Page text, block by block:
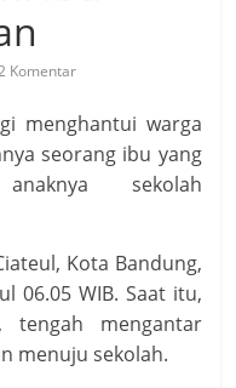
Komentar
menghantui warga
seorang ibu yang
sekolah
Kota Bandung,
06.05 WIB. Saat itu,
tengah mengantar
menuju sekolah.